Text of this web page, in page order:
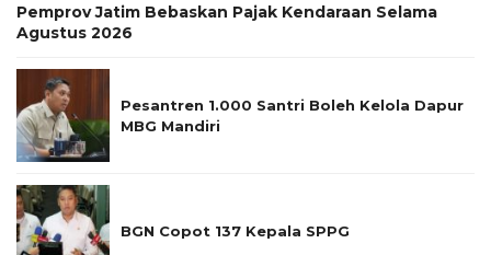
Pemprov Jatim Bebaskan Pajak Kendaraan Selama
Agustus 2026
Pesantren 1.000 Santri Boleh Kelola Dapur
MBG Mandiri
BGN Copot 137 Kepala SPPG